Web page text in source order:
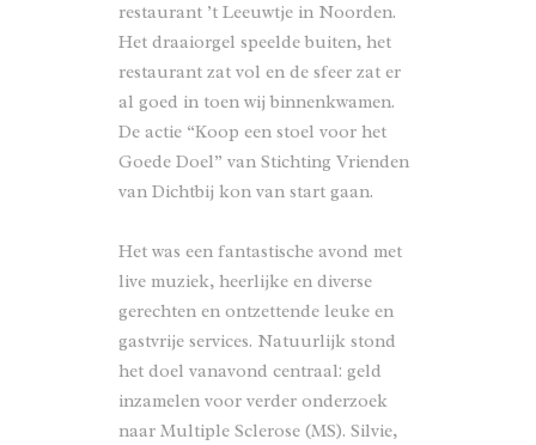
restaurant ’t Leeuwtje in Noorden.
Het draaiorgel speelde buiten, het
restaurant zat vol en de sfeer zat er
al goed in toen wij binnenkwamen.
De actie “Koop een stoel voor het
Goede Doel” van Stichting Vrienden
van Dichtbij kon van start gaan.
Het was een fantastische avond met
live muziek, heerlijke en diverse
gerechten en ontzettende leuke en
gastvrije services. Natuurlijk stond
het doel vanavond centraal: geld
inzamelen voor verder onderzoek
naar Multiple Sclerose (MS). Silvie,